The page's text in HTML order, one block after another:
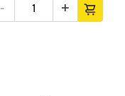
+
-